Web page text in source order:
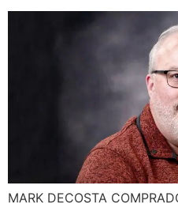
MARK DECOSTA